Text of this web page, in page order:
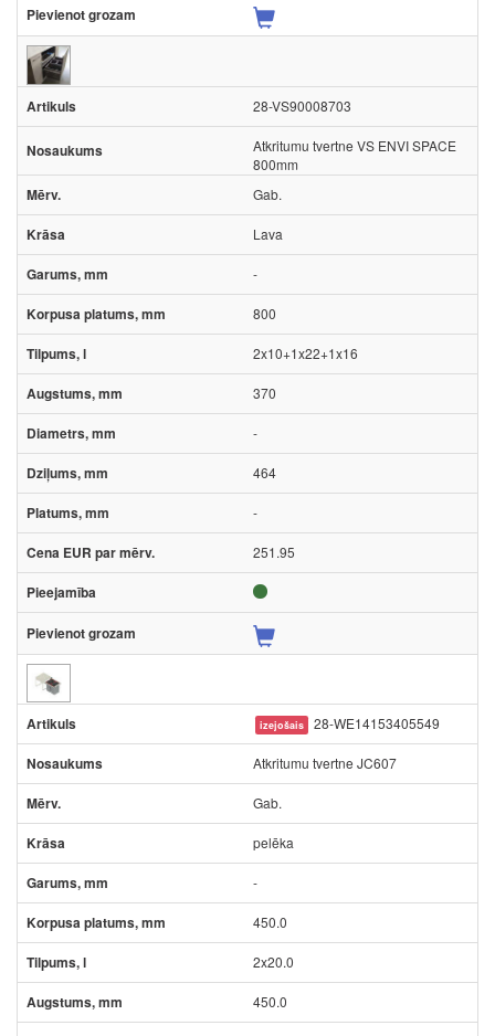
28-VS90008703
Atkritumu tvertne VS ENVI SPACE
800mm
Gab.
Lava
-
800
2x10+1x22+1x16
370
-
464
-
251.95
izejošais 28-WE14153405549
Atkritumu tvertne JC607
Gab.
pelēka
-
450.0
2x20.0
450.0